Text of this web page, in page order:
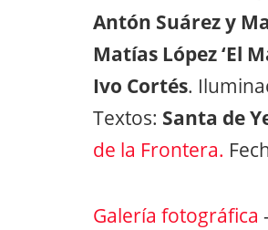
Antón Suárez y
Matías López ‘El
Ivo Cortés.
Textos: Santa de
de la Frontera.
Galería fotográfica